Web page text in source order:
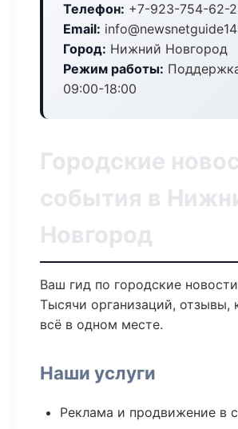
Телефон: +7-923-754-62-
Email:
Город: Нижний Новгород
Режим работы:
09:00-18:00
Городские
события в
Новгород
Ваш гид по городские
Тысячи организаций, отзывы,
всё в одном месте.
Наши услуги
Реклама и продвижение в